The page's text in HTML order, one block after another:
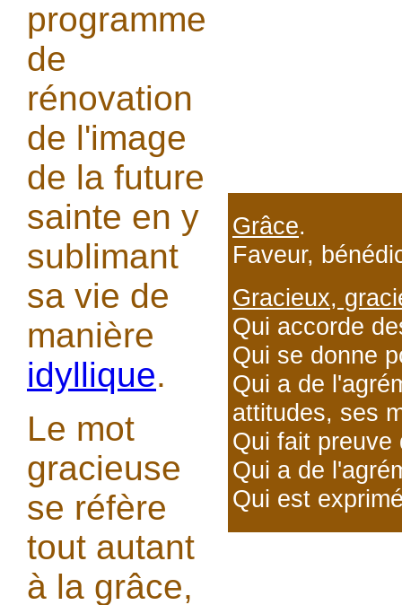
programme
de
rénovation
de l'image
de la future
sainte en y
sublimant
sa vie de
manière
idyllique.
Le mot
gracieuse
se réfère
tout autant
à la grâce,
Grâce.
Faveur,
Gracieux,
Qui accorde
Qui se donne
Qui a de
attitudes, ses
Qui fait preuve
Qui a de
Qui est